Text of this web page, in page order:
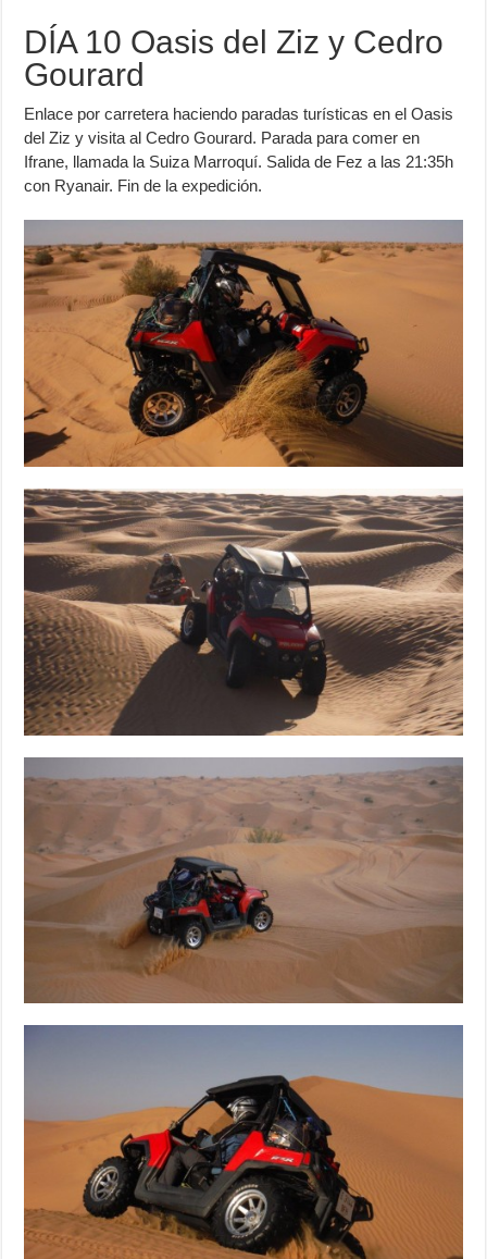
DÍA 10 Oasis del Ziz y Cedro
Gourard
Enlace por carretera haciendo paradas turísticas en el Oasis
del Ziz y visita al Cedro Gourard. Parada para comer en
Ifrane, llamada la Suiza Marroquí. Salida de Fez a las 21:35h
con Ryanair. Fin de la expedición.